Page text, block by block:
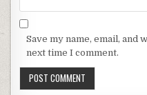
Save my name, email,
next time I comment.